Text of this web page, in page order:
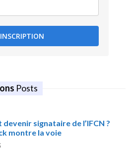
INSCRIPTION
Posts
devenir signataire de l’IFCN ?
montre la voie